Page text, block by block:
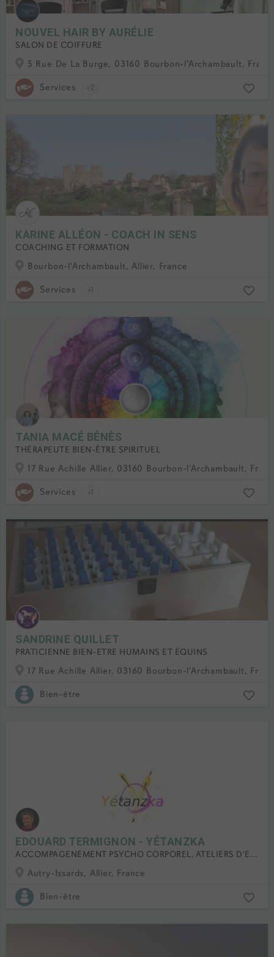
NOUVEL HAIR BY AURÉLIE
SALON DE COIFFURE
5 Rue De La Burge, 03160 Bourbon-l'Archambault,
Services +2
KARINE ALLÉON - COACH IN SENS
COACHING ET FORMATION
Bourbon-l'Archambault, Allier, France
Services +1
TANIA MACÉ BÉNÈS
THÉRAPEUTE BIEN-ÊTRE SPIRITUEL
17 Rue Achille Allier, 03160 Bourbon-l'Archambault,
Services +1
SANDRINE QUILLET
PRATICIENNE BIEN-ETRE HUMAINS ET ÉQUINS
17 Rue Achille Allier, 03160 Bourbon-l'Archambault,
Bien-être
EDOUARD TERMIGNON - YÉTANZKA
ACCOMPAGENEMENT PSYCHO CORPOREL, ATELIERS D'EXPRESSION CORPORELLE & DANSE
Autry-Issards, Allier, France
Bien-être